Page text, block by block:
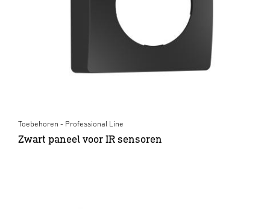
Toebehoren - Professional Line
Zwart paneel voor IR sensoren